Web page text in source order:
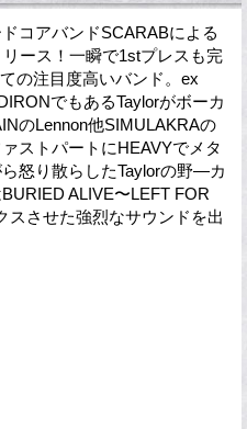
コアバンドSCARABによる
ース！一瞬で1stプレスも完
の注目度高いバンド。ex
でもあるTaylorがボーカ
のLennon他SIMULAKRAの
ストパートにHEAVYでメタ
怒り散らしたTaylorの野―カ
ALIVE〜LEFT FOR
スさせた強烈なサウンドを出